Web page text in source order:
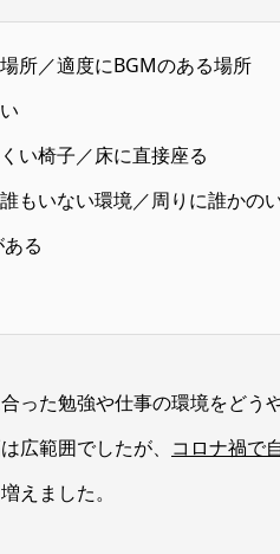
所／適度にBGMのある場所
い椅子／床に直接座る
もいない環境／周りに誰かの
る
った勉強や仕事の環境をどう
広範囲でしたが、 コロナ禍で
えました。